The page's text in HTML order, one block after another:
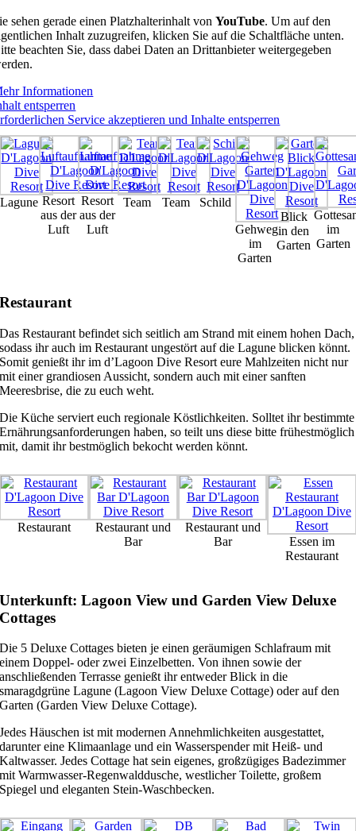
sehen gerade einen Platzhalterinhalt vonYouTube. Um auf den
Inhalt zuzugreifen, klicken Sie auf die Schaltfläche unten.
beachten Sie, dass dabei Daten an Drittanbieter weitergegeben
Informationen
entsperren
Service akzeptieren und Inhalte entsperren
Lagune Resort
aus der
Luft
Resort
aus der
Luft
Team Team
Schild
Gehweg
im
Garten
Blick
in den
Garten
im
Garten
Restaurant
Das Restaurant befindet sich seitlich am Strand mit einem hohen Dach,
sodass ihr auch im Restaurant ungestört auf die Lagune blicken könnt.
Somit genießt ihr im d’Lagoon Dive Resort eure Mahlzeiten nicht nur
mit einer grandiosen Aussicht, sondern auch mit einer sanften
Meeresbrise, die zu euch weht.
Die Küche serviert euch regionale Köstlichkeiten. Solltet ihr bestimmte
Ernährungsanforderungen haben, so teilt uns diese bitte frühestmöglich
mit, damit ihr bestmöglich bekocht werden könnt.
Restaurant
Restaurant und
Bar
Restaurant und
Bar
Essen im
Restaurant
Unterkunft: Lagoon View und Garden View Deluxe
Cottages
Die 5 Deluxe Cottages bieten je einen geräumigen Schlafraum mit
einem Doppel- oder zwei Einzelbetten. Von ihnen sowie der
anschließenden Terrasse genießt ihr entweder Blick in die
smaragdgrüne Lagune (Lagoon View Deluxe Cottage) oder auf den
Garten (Garden View Deluxe Cottage).
Jedes Häuschen ist mit modernen Annehmlichkeiten ausgestattet,
darunter eine Klimaanlage und ein Wasserspender mit Heiß- und
Kaltwasser. Jedes Cottage hat sein eigenes, großzügiges Badezimmer
mit Warmwasser-Regenwalddusche, westlicher Toilette, großem
Spiegel und eleganten Stein-Waschbecken.